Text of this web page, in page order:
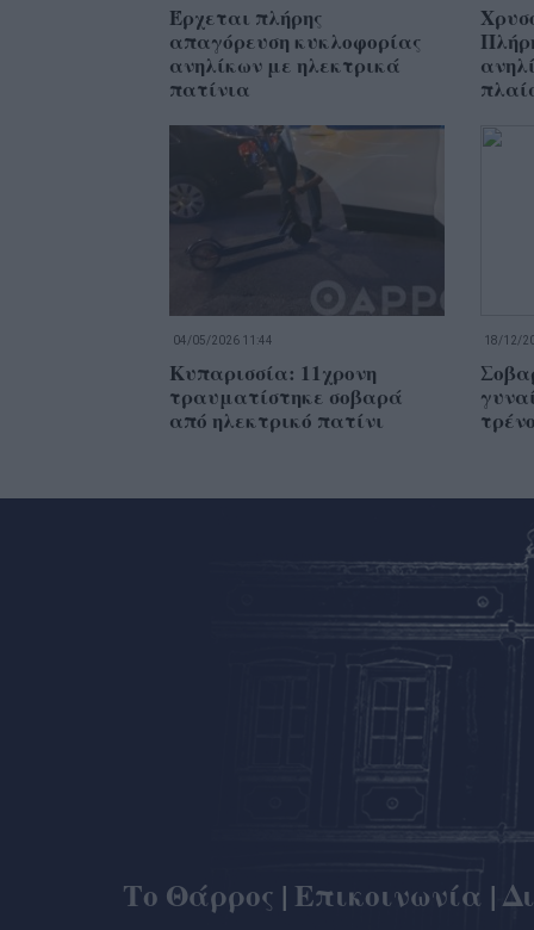
Έρχεται πλήρης
απαγόρευση κυκλοφορίας
ανηλίκων με ηλεκτρικά
πατίνια
04/05/2026 11:44
Κυπαρισσία: 11χρονη
τραυματίστηκε σοβαρά
από ηλεκτρικό πατίνι
18/12/
Το Θάρρος | Επικοινωνία |